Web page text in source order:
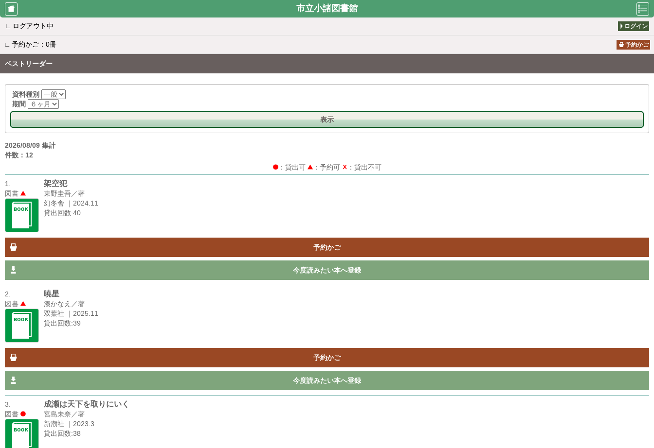
市立小諸図書館
新着案内
所蔵一覧
ル一覧
ックリスト
図書館から
のお知らせ
∟ ログアウト中 ログイン
∟ 予約かご：0冊 予約かご
ベストリーダー
資料種別
期間
表示
2026/08/09 集計
件数：12
：貸出可
：予約可 ：貸出不可
1.
図書
架空犯
東野圭吾／著
幻冬舎 ｜2024.11
貸出回数:40
予約かご
今度読みたい本へ登録
2.
図書
暁星
湊かなえ／著
双葉社 ｜2025.11
貸出回数:39
予約かご
今度読みたい本へ登録
3.
図書
成瀬は天下を取りにいく
宮島未奈／著
新潮社 ｜2023.3
貸出回数:38